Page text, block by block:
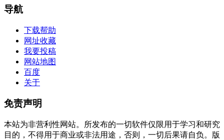
导航
下载帮助
网址收藏
我要投稿
网站地图
百度
关于
免责声明
本站为非营利性网站。所发布的一切软件仅限用于学习和研究
目的，不得用于商业或非法用途，否则，一切后果请自负。版